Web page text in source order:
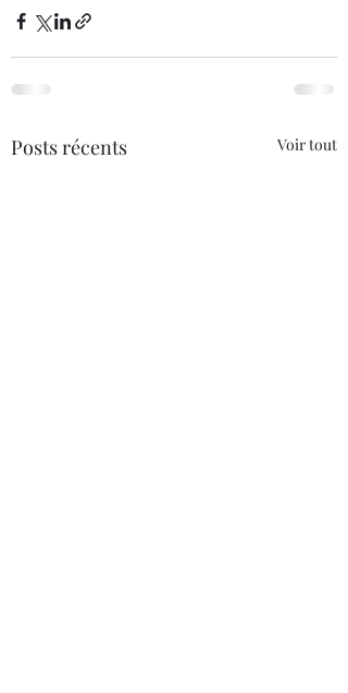
Posts récents Voir tout